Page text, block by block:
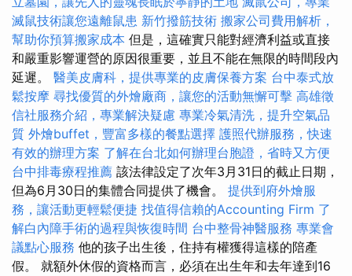
滅鼠技術讓您遠離鼠患 新竹撥筋技術 搬家公司費用解析，
幫助你預算搬家成本 但是，這確實只能對經濟利益或直接
和嚴重影響運營的原因很重要，並且不能在無限的時間段內
延遲。 醫美皮膚科，提供專業的皮膚保養方案 台中泰式放
鬆按摩 尋找優質的外燴廠商，讓您的活動無懈可擊 高雄徵
信社服務介紹，專業解決疑慮 專業冷氣清洗，提升空氣品
質 外燴buffet，豐富多樣的餐點選擇 護照代辦服務，快速
有效的辦理方案 了解在台北如何辦理台胞證，省時又方便
台中排毒療程推薦 該法律設定了次年3月31日的截止日期，
但為6月30日的集體合同提供了機會。 提供到府外燴服
務，讓活動更輕鬆便捷 找值得信賴的Accounting Firm 了
解白內障手術的過程與恢復時間 台中整骨神醫服務 專業會
議點心服務 他的孩子出生後，住持有權獲得這樣的陪產
假。 就額外休假的資格而言，必須在出生年和去年達到16